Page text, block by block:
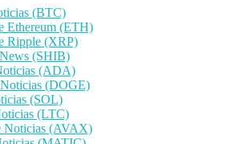
(BTC)
Ethereum (ETH)
Ripple (XRP)
(SHIB)
(ADA)
(DOGE)
(SOL)
(LTC)
Noticias (AVAX)